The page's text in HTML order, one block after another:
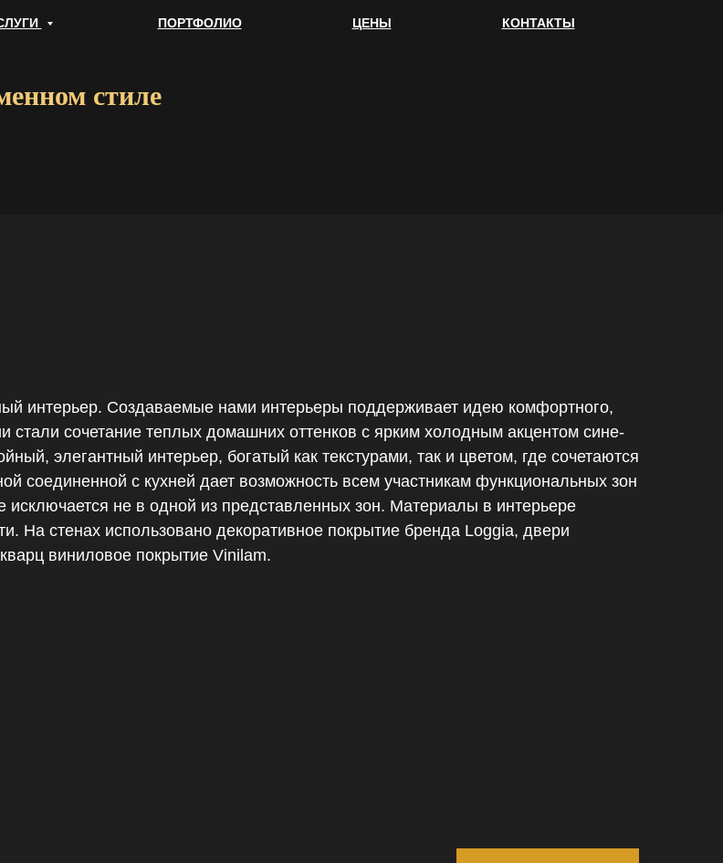
ПОРТФОЛИО ЦЕНЫ КОНТАКТЫ
стиле
интерьер. Создаваемые нами интерьеры поддерживает идею комфортного,
стали сочетание теплых домашних оттенков с ярким холодным акцентом сине-
элегантный интерьер, богатый как текстурами, так и цветом, где сочетаются
соединенной с кухней дает возможность всем участникам функциональных зон
исключается не в одной из представленных зон. Материалы в интерьере
На стенах использовано декоративное покрытие бренда Loggia, двери
виниловое покрытие Vinilam.